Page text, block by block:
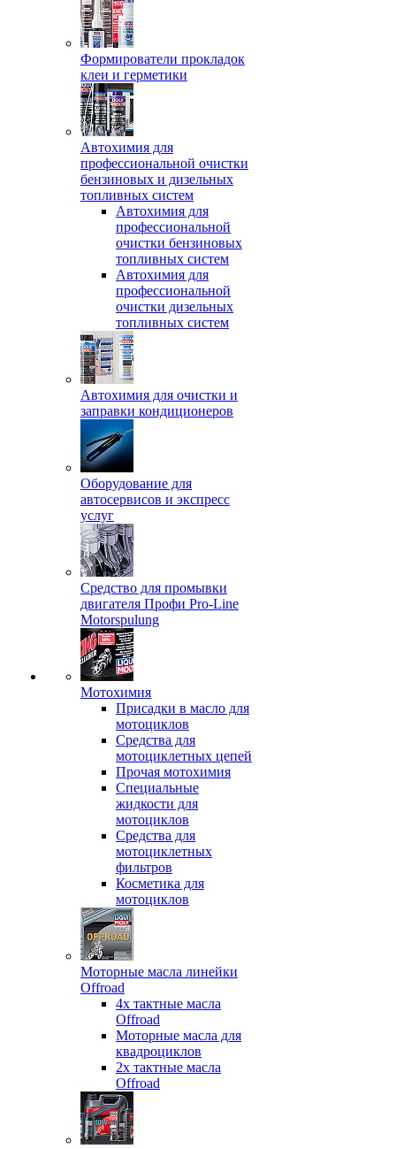
Формирователи прокладок
клеи и герметики
Автохимия для
профессиональной очистки
бензиновых и дизельных
топливных систем
Автохимия для
профессиональной
очистки бензиновых
топливных систем
Автохимия для
профессиональной
очистки дизельных
топливных систем
Автохимия для очистки и
заправки кондиционеров
Оборудование для
автосервисов и экспресс
услуг
Средство для промывки
двигателя Профи Pro-Line
Motorspulung
Мотохимия
Присадки в масло для
мотоциклов
Средства для
мотоциклетных цепей
Прочая мотохимия
Специальные
жидкости для
мотоциклов
Средства для
мотоциклетных
фильтров
Косметика для
мотоциклов
Моторные масла линейки
Offroad
4х тактные масла
Offroad
Моторные масла для
квадроциклов
2х тактные масла
Offroad